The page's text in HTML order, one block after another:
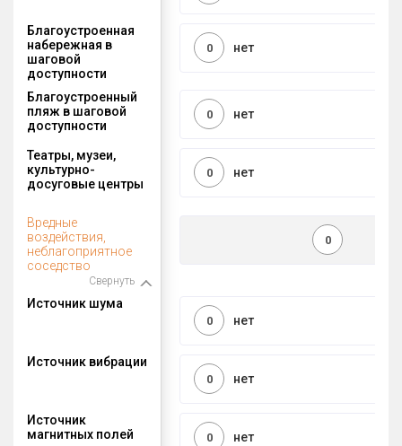
Благоустроенная
набережная в
шаговой
доступности
нет
0
Благоустроенный
пляж в шаговой
доступности
нет
0
Театры, музеи,
культурно-
досуговые центры
нет
0
Вредные
воздействия,
неблагоприятное
соседство
Свернуть
0
Источник шума
нет
0
Источник вибрации
нет
0
Источник
магнитных полей
нет
0